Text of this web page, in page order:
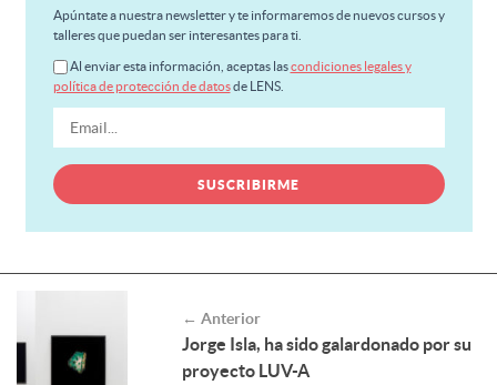
Apúntate a nuestra newsletter y te informaremos de nuevos cursos y
talleres que puedan ser interesantes para ti.
Al enviar esta información, aceptas lascondiciones legales y
política de protección de datosde LENS.
← Anterior
Jorge Isla, ha sido galardonado por su
proyecto LUV-A